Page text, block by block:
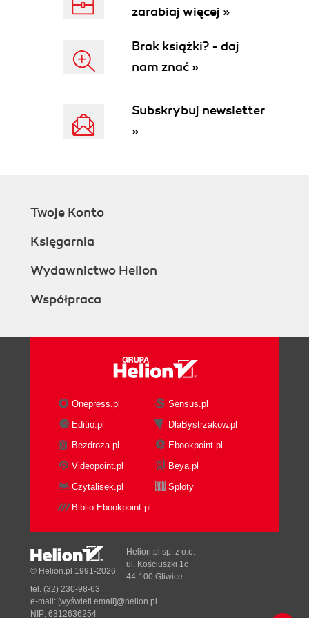
zarabiaj więcej »
Brak książki? - daj
nam znać »
Subskrybuj newsletter
»
Twoje Konto
Księgarnia
Wydawnictwo Helion
Współpraca
Onepress.pl
Sensus.pl
Editio.pl
DlaBystrzakow.pl
Bezdroza.pl
Ebookpoint.pl
Videopoint.pl
Beya.pl
Czytalisek.pl
Sploty
Biblio.Ebookpoint.pl
© Helion.pl 1991-2026
Helion.pl sp. z o.o.
ul. Kościuszki 1c
44-100 Gliwice
tel. (32) 230-98-63
e-mail: [wyświetl email]@helion.pl
NIP: 6312636254